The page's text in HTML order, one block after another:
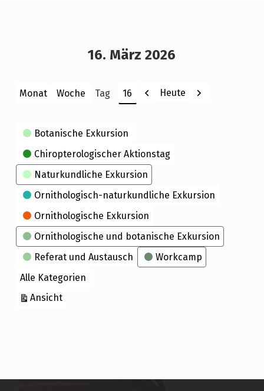
16. März 2026
Monat Woche Tag
Monat
Tag
Jahr
Zurück
Heute Weiter
Kategorien
Botanische Exkursion
Chiropterologischer Aktionstag
Naturkundliche Exkursion
Ornithologisch-naturkundliche Exkursion
Ornithologische Exkursion
Ornithologische und botanische Exkursion
Referat und Austausch
Workcamp
Alle Kategorien
Ansichtausdrucken